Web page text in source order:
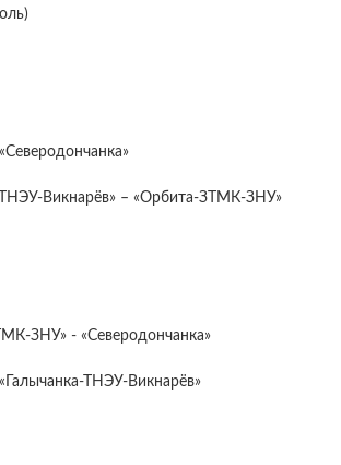
ТНЭУ-Викнарёв» – «Орбита-ЗТМК-ЗНУ»
ЗНУ» - «Северодончанка»
ТНЭУ-Викнарёв»